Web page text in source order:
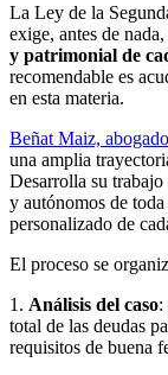
La Ley de la
exige, antes de nada,
y patrimonial de
recomendable es
en esta materia.
Beñat Maiz,
una amplia
Desarrolla su
y autónomos de
personalizado de
El proceso se
1. Análisis del caso:
total de las deudas
requisitos de buena